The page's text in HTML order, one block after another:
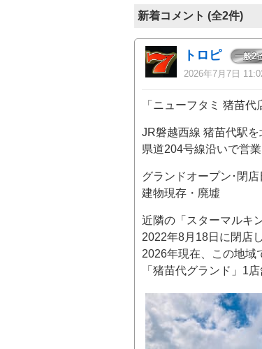
新着コメント (全2件)
トロピ 一般2
2026年7月7日
「ニューフタミ 猪苗代
JR磐越西線 猪苗代駅を
県道204号線沿いで営業
グランドオープン･閉
建物現存・廃墟
近隣の「スターマルキ
2022年8月18日に閉店
2026年現在、この地域
「猪苗代グランド」1店